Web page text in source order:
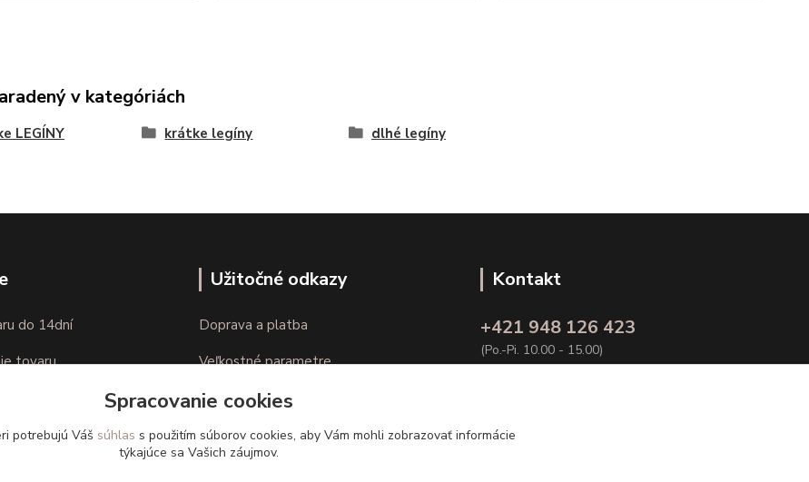
v kategóriách
LEGÍNY krátke legíny dlhé legíny
do 14dní
tovaru
Užitočné odkazy
Doprava a platba
Veľkostné parametre
Ako nakupovať
Kontakt
+421 948 126 423
(Po.-Pi. 10.00 - 15.00)
Spracovanie cookies
potrebujú Váš súhlas s použitím súborov cookies, aby Vám mohli zobrazovať informácie
týkajúce sa Vašich záujmov.